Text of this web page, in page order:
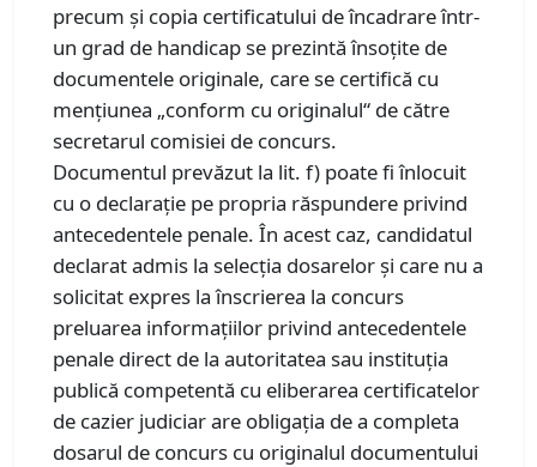
precum şi copia certificatului de încadrare într-
un grad de handicap se prezintă însoţite de
documentele originale, care se certifică cu
menţiunea „conform cu originalul“ de către
secretarul comisiei de concurs.
Documentul prevăzut la lit. f) poate fi înlocuit
cu o declaraţie pe propria răspundere privind
antecedentele penale. În acest caz, candidatul
declarat admis la selecţia dosarelor şi care nu a
solicitat expres la înscrierea la concurs
preluarea informaţiilor privind antecedentele
penale direct de la autoritatea sau instituţia
publică competentă cu eliberarea certificatelor
de cazier judiciar are obligaţia de a completa
dosarul de concurs cu originalul documentului